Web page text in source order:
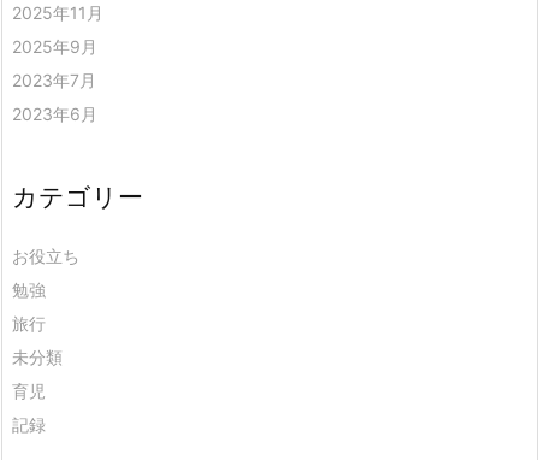
2025年11月
2025年9月
2023年7月
2023年6月
カテゴリー
お役立ち
勉強
旅行
未分類
育児
記録